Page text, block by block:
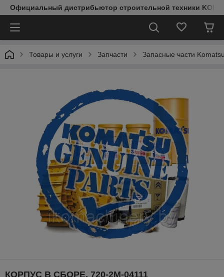
Официальный дистрибьютор строительной техники
Товары и услуги Запчасти Запасные части
КОРПУС В СБОРЕ, 720-2M-04111